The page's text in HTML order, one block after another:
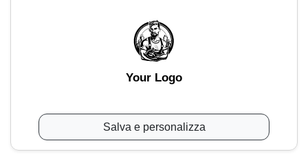
Your Logo
Salva e personalizza